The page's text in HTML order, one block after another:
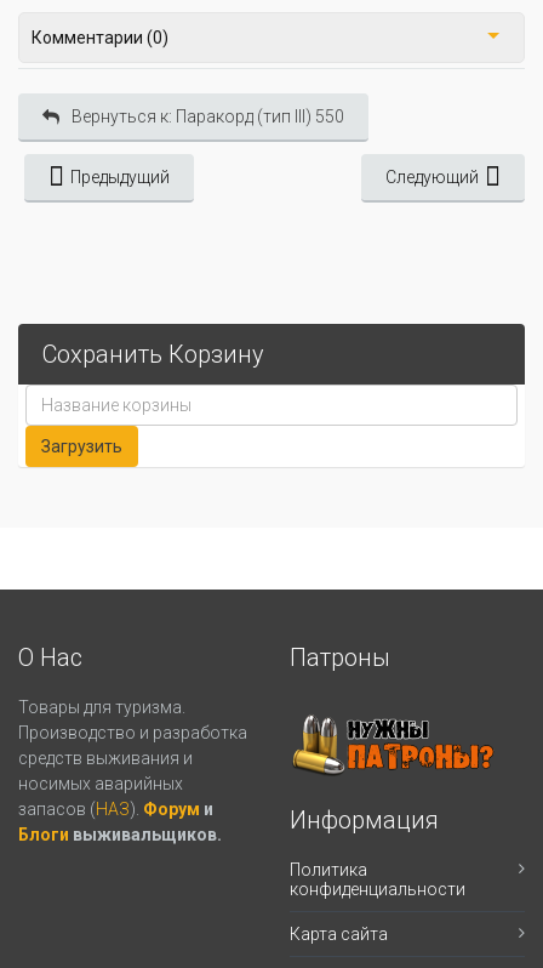
Комментарии (0)
Вернуться к: Паракорд (тип III) 550
Предыдущий Следующий
Сохранить Корзину
О Нас
Товары для туризма.
Производство и разработка
средств выживания и
носимых аварийных
запасов (НАЗ). Форум и
Блоги выживальщиков.
Патроны
Информация
Политика
конфиденциальности
Карта сайта